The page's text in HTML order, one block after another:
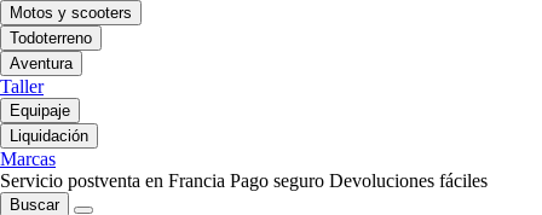
Motos y scooters
Todoterreno
Aventura
Taller
Equipaje
Liquidación
Marcas
Servicio postventa en Francia Pago seguro Devoluciones fáciles
Buscar